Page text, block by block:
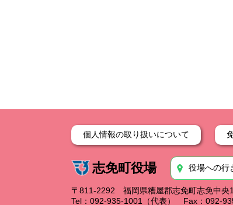
個人情報の取り扱いについて
志免町役場 役場への行
〒811-2292 福岡県糟屋郡志免町志免中央
Tel：092-935-1001（代表） Fax：092-